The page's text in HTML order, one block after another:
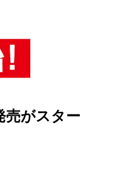
売がスター